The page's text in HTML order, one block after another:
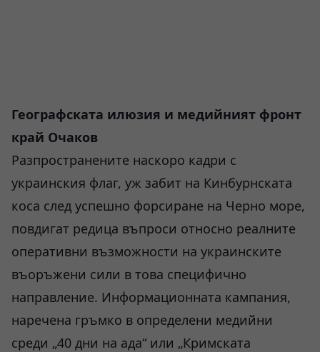
Географската илюзия и медийният фронт
край Очаков
Разпространените наскоро кадри с
украинския флаг, уж забит на Кинбурнската
коса след успешно форсиране на Черно море,
повдигат редица въпроси относно реалните
оперативни възможности на украинските
въоръжени сили в това специфично
направление. Информационната кампания,
наречена гръмко в определени медийни
среди „40 дни на ада“ или „Кримската